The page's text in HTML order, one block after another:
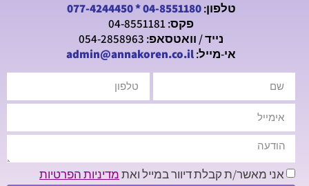
טלפון:04-8551180
*
077-4244450
פקס: 04-8551181
נייד / וואטסאפ: 054-2858963
אי-מייל:admin@annakoren.co.il
אני מאשר/ת קבלת דיוור במייל ואתמדיניות הפרטיות